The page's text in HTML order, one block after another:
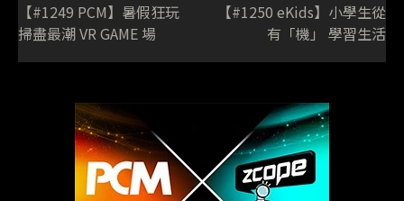
【#1249 PCM】暑假狂玩
掃盡最潮 VR GAME 場
【#1250 eKids】小學生從
有「機」 學習生活